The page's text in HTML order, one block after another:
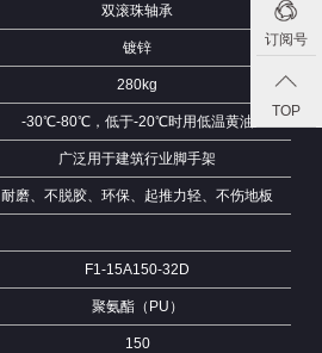
订阅号
TOP
双滚珠轴承
镀锌
280kg
-30℃-80℃，低于-20℃时用低温黄油
广泛用于建筑行业脚手架
耐磨、不脱胶、环保、起推力轻、不伤地板
F1-15A150-32D
聚氨酯（PU）
150